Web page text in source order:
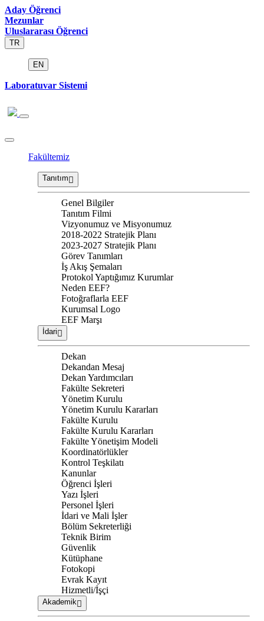
Aday Öğrenci
Mezunlar
Uluslararası Öğrenci
TR
EN
Laboratuvar Sistemi
Fakültemiz
Tanıtım
Genel Bilgiler
Tanıtım Filmi
Vizyonumuz ve Misyonumuz
2018-2022 Stratejik Planı
2023-2027 Stratejik Planı
Görev Tanımları
İş Akış Şemaları
Protokol Yaptığımız Kurumlar
Neden EEF?
Fotoğraflarla EEF
Kurumsal Logo
EEF Marşı
İdari
Dekan
Dekandan Mesaj
Dekan Yardımcıları
Fakülte Sekreteri
Yönetim Kurulu
Yönetim Kurulu Kararları
Fakülte Kurulu
Fakülte Kurulu Kararları
Fakülte Yönetişim Modeli
Koordinatörlükler
Kontrol Teşkilatı
Kanunlar
Öğrenci İşleri
Yazı İşleri
Personel İşleri
İdari ve Mali İşler
Bölüm Sekreterliği
Teknik Birim
Güvenlik
Kütüphane
Fotokopi
Evrak Kayıt
Hizmetli/İşçi
Akademik